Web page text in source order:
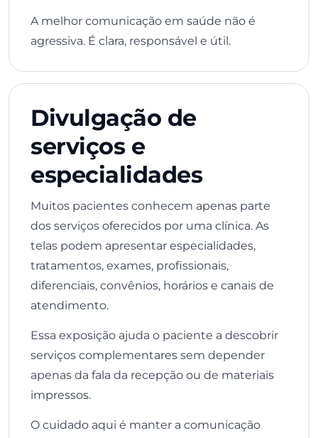
A melhor comunicação em saúde não é
agressiva. É clara, responsável e útil.
Divulgação de
serviços e
especialidades
Muitos pacientes conhecem apenas parte
dos serviços oferecidos por uma clínica. As
telas podem apresentar especialidades,
tratamentos, exames, profissionais,
diferenciais, convênios, horários e canais de
atendimento.
Essa exposição ajuda o paciente a descobrir
serviços complementares sem depender
apenas da fala da recepção ou de materiais
impressos.
O cuidado aqui é manter a comunicação